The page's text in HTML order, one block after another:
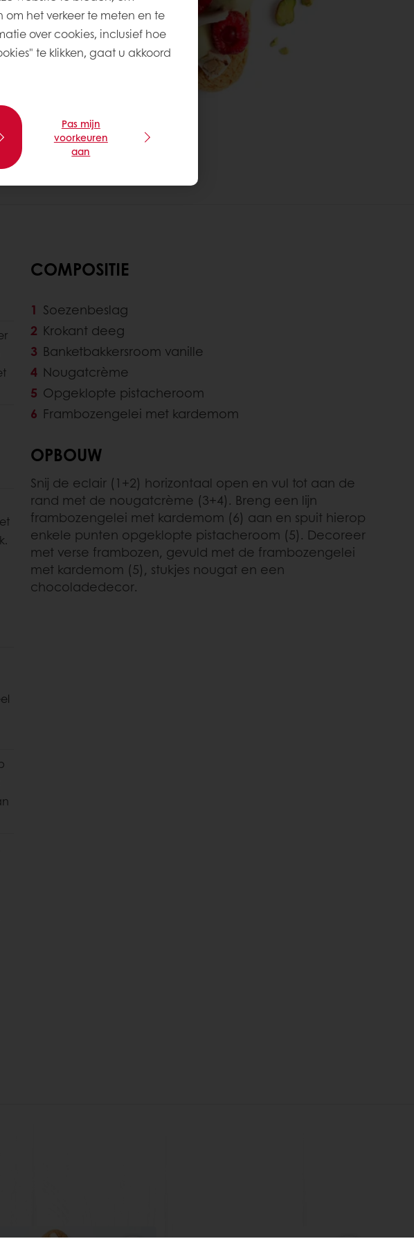
COMPOSITIE
Soezenbeslag
Krokant deeg
Banketbakkersroom vanille
Nougatcrème
Opgeklopte pistacheroom
Frambozengelei met kardemom
OPBOUW
Snij de eclair (1+2) horizontaal open en vul tot aan de
rand met de nougatcrème (3+4). Breng een lijn
frambozengelei met kardemom (6) aan en spuit hierop
enkele punten opgeklopte pistacheroom (5). Decoreer
met verse frambozen, gevuld met de frambozengelei
met kardemom (5), stukjes nougat en een
chocoladedecor.
het verkeer te meten en te
over cookies, inclusief hoe
te klikken, gaat u akkoord
Pas mijn
voorkeuren
aan